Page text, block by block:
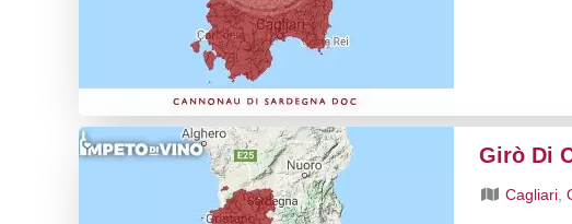
Girò Di
Cagliari ,